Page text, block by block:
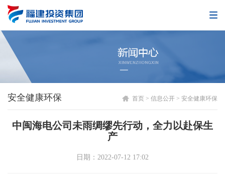
安全健康环保 首页 > 信息公开 > 安全健康环保
中闽海电公司未雨绸缪先行动，全力以赴保生
产
日期：2022-07-12 17:02